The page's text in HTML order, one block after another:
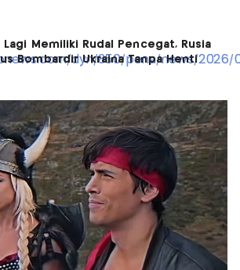
Lagi Memiliki Rudal Pencegat, Rusia
Bombardir Ukraina Tanpa Henti